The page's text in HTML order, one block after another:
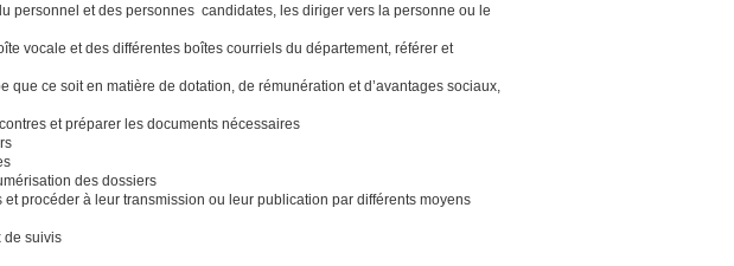
personnel et des personnes candidates, les diriger vers la personne ou le
vocale et des différentes boîtes courriels du département, référer et
que ce soit en matière de dotation, de rémunération et d’avantages sociaux,
et préparer les documents nécessaires
des dossiers
procéder à leur transmission ou leur publication par différents moyens
de suivis